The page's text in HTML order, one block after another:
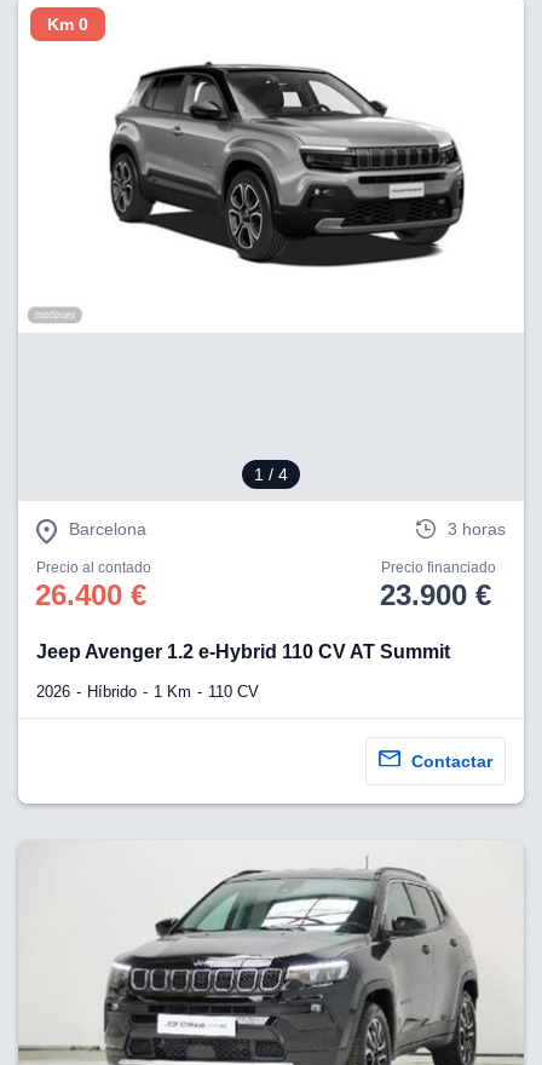
1 / 4
Km 0
Barcelona 3 horas
Precio al contado
26.400 €
Precio financiado
23.900 €
Jeep Avenger 1.2 e-Hybrid 110 CV AT Summit
2026 Híbrido 1 Km 110 CV
Contactar